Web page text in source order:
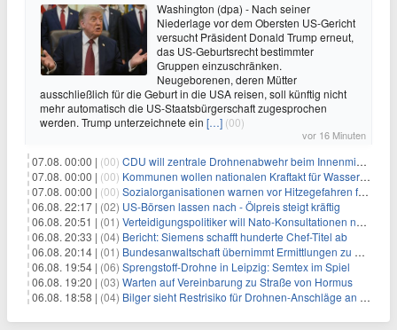
Washington (dpa) - Nach seiner
Niederlage vor dem Obersten US-Gericht
versucht Präsident Donald Trump erneut,
das US-Geburtsrecht bestimmter
Gruppen einzuschränken.
Neugeborenen, deren Mütter
ausschließlich für die Geburt in die USA reisen, soll künftig nicht
mehr automatisch die US-Staatsbürgerschaft zugesprochen
werden. Trump unterzeichnete ein […] (00)
vor 16 Minuten
07.08. 00:00 | (00) CDU will zentrale Drohnenabwehr beim Innenministerium
07.08. 00:00 | (00) Kommunen wollen nationalen Kraftakt für Wasserversorgung
07.08. 00:00 | (00) Sozialorganisationen warnen vor Hitzegefahren für Obdachlose
06.08. 22:17 | (02) US-Börsen lassen nach - Ölpreis steigt kräftig
06.08. 20:51 | (01) Verteidigungspolitiker will Nato-Konsultationen nach Drohnenfund
06.08. 20:33 | (04) Bericht: Siemens schafft hunderte Chef-Titel ab
06.08. 20:14 | (01) Bundesanwaltschaft übernimmt Ermittlungen zu Drohnenvorfall
06.08. 19:54 | (06) Sprengstoff-Drohne in Leipzig: Semtex im Spiel
06.08. 19:20 | (03) Warten auf Vereinbarung zu Straße von Hormus
06.08. 18:58 | (04) Bilger sieht Restrisiko für Drohnen-Anschläge an Flughäfen